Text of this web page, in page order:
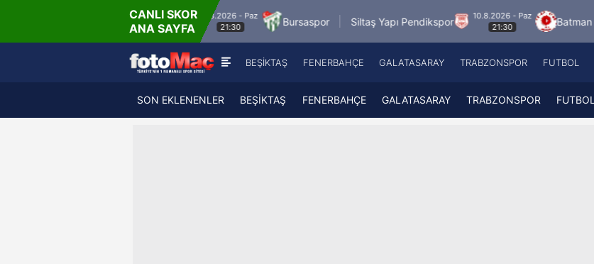
CANLI SKOR
ANA SAYFA
9.8.2026 - Paz
21:30
Bursaspor Siltaş Yapı Pendikspor
10.8.2026 - Paz
21:30
Batman Petrolspor
Fenerbahçe
Galatasaray
BEŞİKTAŞ FENERBAHÇE GALATASARAY TRABZONSPOR FUTBOL
SON EKLENENLER BEŞİKTAŞ FENERBAHÇE GALATASARAY TRABZONSPOR FUTBOL